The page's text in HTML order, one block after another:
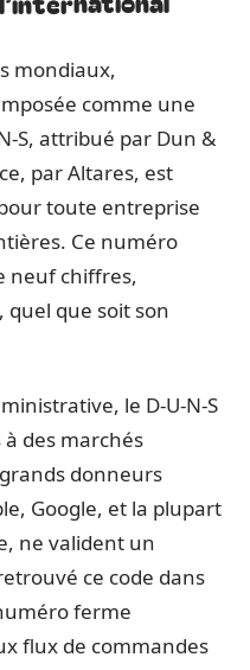
mondiaux,
comme une
S, attribué par Dun &
par Altares, est
toute entreprise
Ce numéro
neuf chiffres,
que soit son
le D-U-N-S
des marchés
donneurs
Google, et la plupart
ne valident un
ce code dans
ferme
flux de commandes